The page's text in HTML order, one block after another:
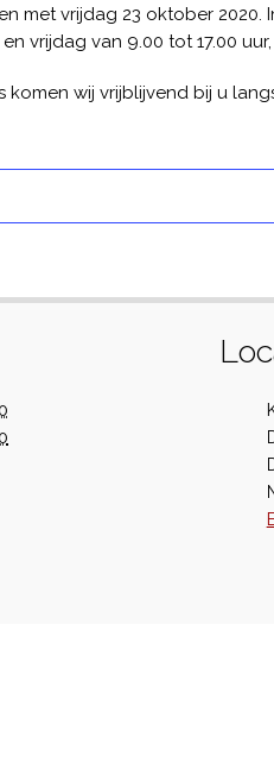
met vrijdag 23 oktober
vrijdag van 9.00 tot 17.00
wij vrijblijvend bij u